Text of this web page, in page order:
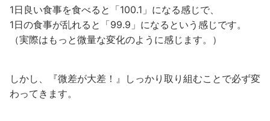
1日良い食事を食べると「100.1」になる感じで、
1日の食事が乱れると「99.9」になるという感じです。
（実際はもっと微量な変化のように感じます。）
しかし、『微差が大差！』しっかり取り組むことで必ず変
わってきます。